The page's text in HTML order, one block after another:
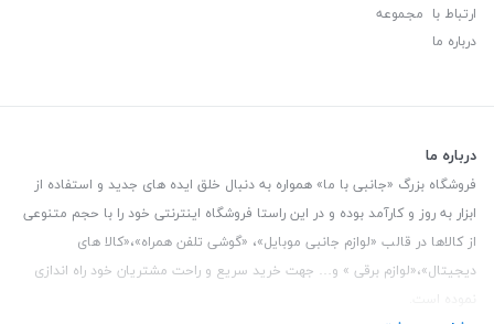
ارتباط با مجموعه
درباره ما
درباره ما
فروشگاه بزرگ «جانبی با ما» همواره به دنبال خلق ایده های جدید و استفاده از
ابزار به روز و کارآمد بوده و در این راستا فروشگاه اینترنتی خود را با حجم متنوعی
از کالاها در قالب «لوازم جانبی موبایل»، «گوشی تلفن همراه»،«کالا های
دیجیتال»،«لوازم برقی » و… جهت خرید سریع و راحت مشتریان خود راه اندازی